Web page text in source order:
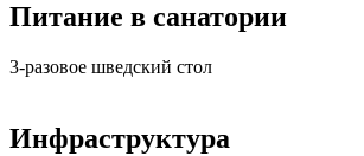
Питание в санатории
3-разовое шведский стол
Инфраструктура